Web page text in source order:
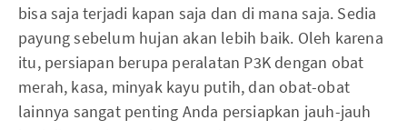
bisa saja terjadi kapan saja dan di mana saja. Sedia
payung sebelum hujan akan lebih baik. Oleh karena
itu, persiapan berupa peralatan P3K dengan obat
merah, kasa, minyak kayu putih, dan obat-obat
lainnya sangat penting Anda persiapkan jauh-jauh